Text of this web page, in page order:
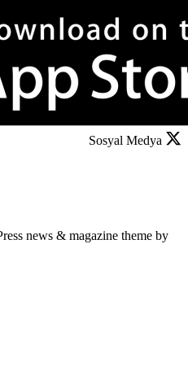
Sosyal Medya
news & magazine theme by